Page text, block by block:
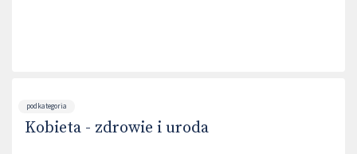
podkategoria
Kobieta - zdrowie i uroda